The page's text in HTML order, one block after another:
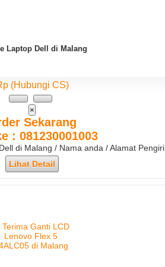
Laptop Dell di Malang
(Hubungi CS)
×
Sekarang
: 081230001003
di Malang / Nama anda / Alamat
Lihat Detail